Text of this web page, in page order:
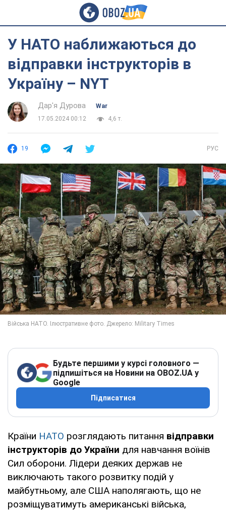
У НАТО наближаються до
відправки інструкторів в
Україну – NYT
Дар'я Дурова
War
17.05.2024 00:12
4,6 т.
19 РУС
Будьте першими у курсі головного —
підпишіться на Новини на OBOZ.UA у
Google
Підписатися
Країни НАТО розглядають питання відправки
інструкторів до України для навчання воїнів
Сил оборони. Лідери деяких держав не
виключають такого розвитку подій у
майбутньому, але США наполягають, що не
розміщуватимуть американські війська,